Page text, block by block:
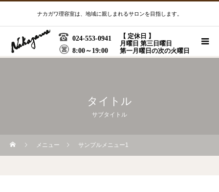
ナカガワ理容室は、地域に親しまれるサロンを目指します。
024-553-0941
【 定休日 】
月曜日 第三日曜日
第一月曜日の次の火曜日
8:00～19:00
タイトル
サブタイトル
メニュー サンプルメニュー1